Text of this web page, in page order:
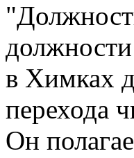
должности
в Химках
перехода
Он